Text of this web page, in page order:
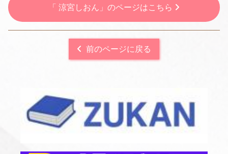
「 涼宮しおん」のページはこちら
前のページに戻る